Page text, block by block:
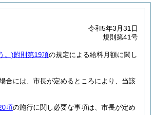
令和5年3月31日
規則第41号
。)附則第19項の規定による給料月額に関し
合には、市長が定めるところにより、当該
項の施行に関し必要な事項は、市長が定め